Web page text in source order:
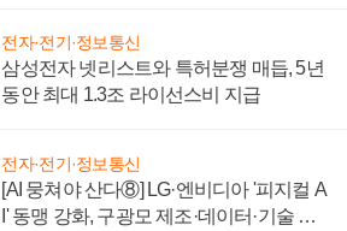
전자·전기·정보통신
삼성전자 넷리스트와 특허분쟁 매듭, 5년
동안 최대 1.3조 라이선스비 지급
전자·전기·정보통신
[AI 뭉쳐야 산다⑧] LG·엔비디아 '피지컬 A
I' 동맹 강화, 구광모 제조·데이터·기술 결